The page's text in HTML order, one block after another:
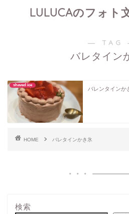
LULUCAのフォト
― TAG
バレタイン
shaved ice
バレンタインか
HOME バレタインかき氷
検索